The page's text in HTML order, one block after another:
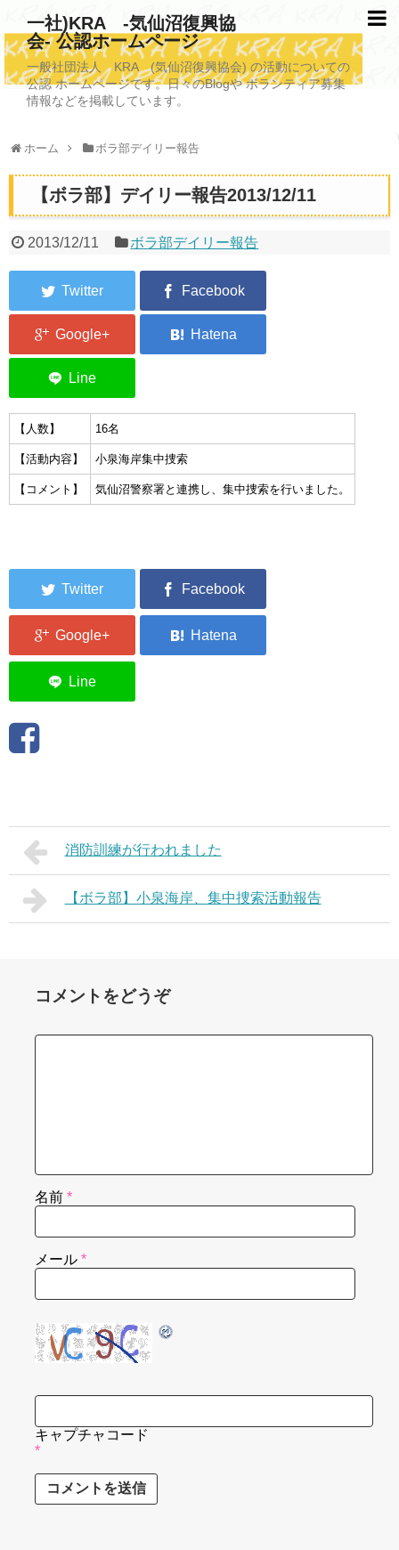
一社)KRA -気仙沼復興協
会- 公認ホームページ
一般社団法人 KRA (気仙沼復興協会) の活動についての
公認 ホームページです。日々のBlogや ボランティア募集
情報などを掲載しています。
ホーム ボラ部デイリー報告
【ボラ部】デイリー報告2013/12/11
2013/12/11 ボラ部デイリー報告
【人数】 16名
【活動内容】 小泉海岸集中捜索
【コメント】 気仙沼警察署と連携し、集中捜索を行いました。
消防訓練が行われました
【ボラ部】小泉海岸、集中捜索活動報告
コメントをどうぞ
名前 *
メール *
キャプチャコード
*
TOPページ
KRAについて
写真救済事業
福祉事業
埋蔵発掘/資料整備事業
2026年3月11日捜索活動ボランティア募集 NEW
集中捜索活動の記録
ボランティア募集要項
ボランティアさん集合写真館
港町の縫いっ娘ぶらぐ
編みっ娘たち紹介
リンク